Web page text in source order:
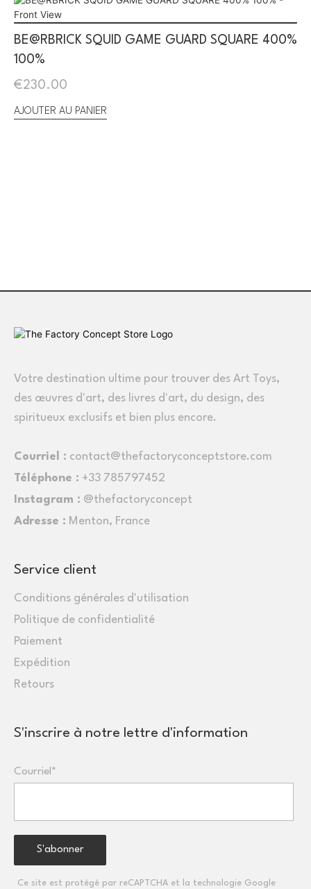
BE@RBRICK SQUID GAME GUARD SQUARE 400%
100%
€230.00
AJOUTER AU PANIER
Votre destination ultime pour trouver des Art Toys,
des œuvres d'art, des livres d'art, du design, des
spiritueux exclusifs et bien plus encore.
Courriel : contact@thefactoryconceptstore.com
Téléphone : +33 785797452
Instagram : @thefactoryconcept
Adresse : Menton, France
Service client
Conditions générales d'utilisation
Politique de confidentialité
Paiement
Expédition
Retours
S'inscrire à notre lettre d'information
Courriel*
Ce site est protégé par reCAPTCHA et la technologie Google